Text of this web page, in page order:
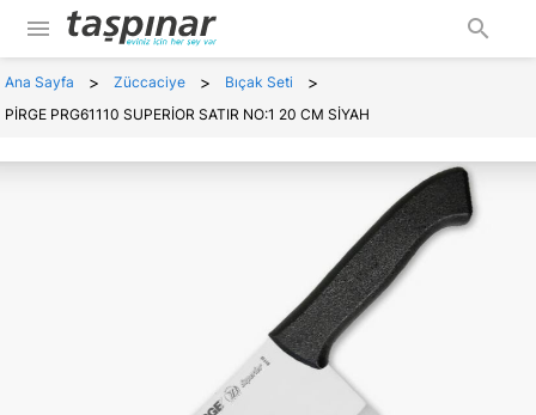
menu search
Ana Sayfa > Züccaciye > Bıçak Seti >
PİRGE PRG61110 SUPERİOR SATIR NO:1 20 CM SİYAH